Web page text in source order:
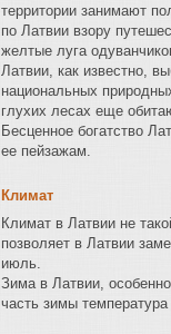
территории занимают
по Латвии взору
желтые луга
Латвии, как известно,
национальных
глухих лесах еще
Бесценное богатство
ее пейзажам.
Климат
Климат в Латвии не
позволяет в Латвии
июль.
Зима в Латвии,
часть зимы